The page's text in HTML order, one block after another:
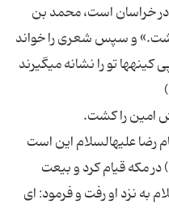
در خراسان است، محمد بن
کشت.» و سپس شعری را خواند
تو را نشانه می‏گیرند
رضا علیه‏السلام این است
مکه قیام کرد و بیعت
به نزد او رفت و فرمود: ای